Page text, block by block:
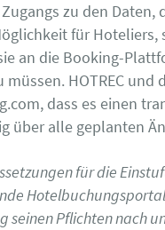
zu den
für Hoteliers,
an die Booking-
HOTREC
dass es einen
über alle geplanten
für die
seinen Pflichten nach